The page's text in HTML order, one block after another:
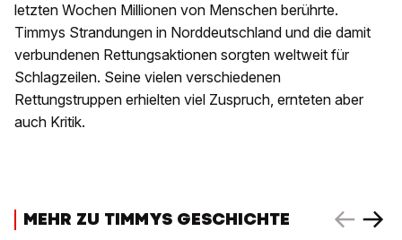
letzten Wochen Millionen von Menschen berührte.
Timmys Strandungen in Norddeutschland und die damit
verbundenen Rettungsaktionen sorgten weltweit für
Schlagzeilen. Seine vielen verschiedenen
Rettungstruppen erhielten viel Zuspruch, ernteten aber
auch Kritik.
MEHR ZU TIMMYS GESCHICHTE